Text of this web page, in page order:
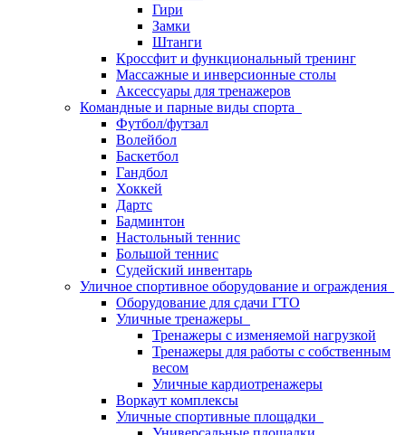
Гири
Замки
Штанги
Кроссфит и функциональный тренинг
Массажные и инверсионные столы
Аксессуары для тренажеров
Командные и парные виды спорта
Футбол/футзал
Волейбол
Баскетбол
Гандбол
Хоккей
Дартс
Бадминтон
Настольный теннис
Большой теннис
Судейский инвентарь
Уличное спортивное оборудование и ограждения
Оборудование для сдачи ГТО
Уличные тренажеры
Тренажеры с изменяемой нагрузкой
Тренажеры для работы с собственным
весом
Уличные кардиотренажеры
Воркаут комплексы
Уличные спортивные площадки